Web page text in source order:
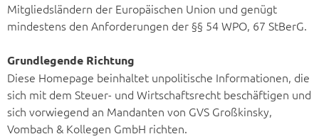
Mitgliedsländern der Europäischen Union und genügt
mindestens den Anforderungen der §§ 54 WPO, 67 StBerG.
Grundlegende Richtung
Diese Homepage beinhaltet unpolitische Informationen, die
sich mit dem Steuer- und Wirtschaftsrecht beschäftigen und
sich vorwiegend an Mandanten von GVS Großkinsky,
Vombach & Kollegen GmbH richten.